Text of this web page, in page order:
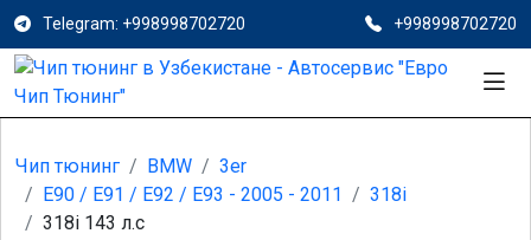
Telegram: +998998702720 +998998702720
Чип тюнинг BMW
3er
E90 / E91 / E92 / E93 - 2005 - 2011
318i
318i 143 л.с